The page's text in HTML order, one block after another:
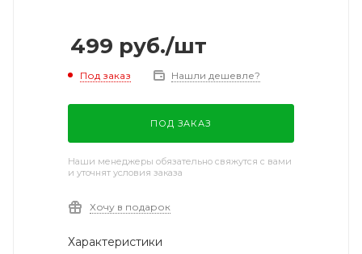
499 руб./шт
Под заказ Нашли дешевле?
ПОД ЗАКАЗ
Наши менеджеры обязательно свяжутся с вами
и уточнят условия заказа
Хочу в подарок
Характеристики